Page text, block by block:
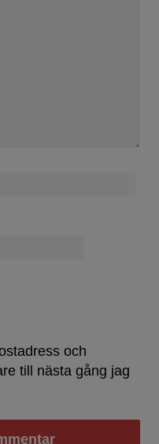
och
till nästa gång jag